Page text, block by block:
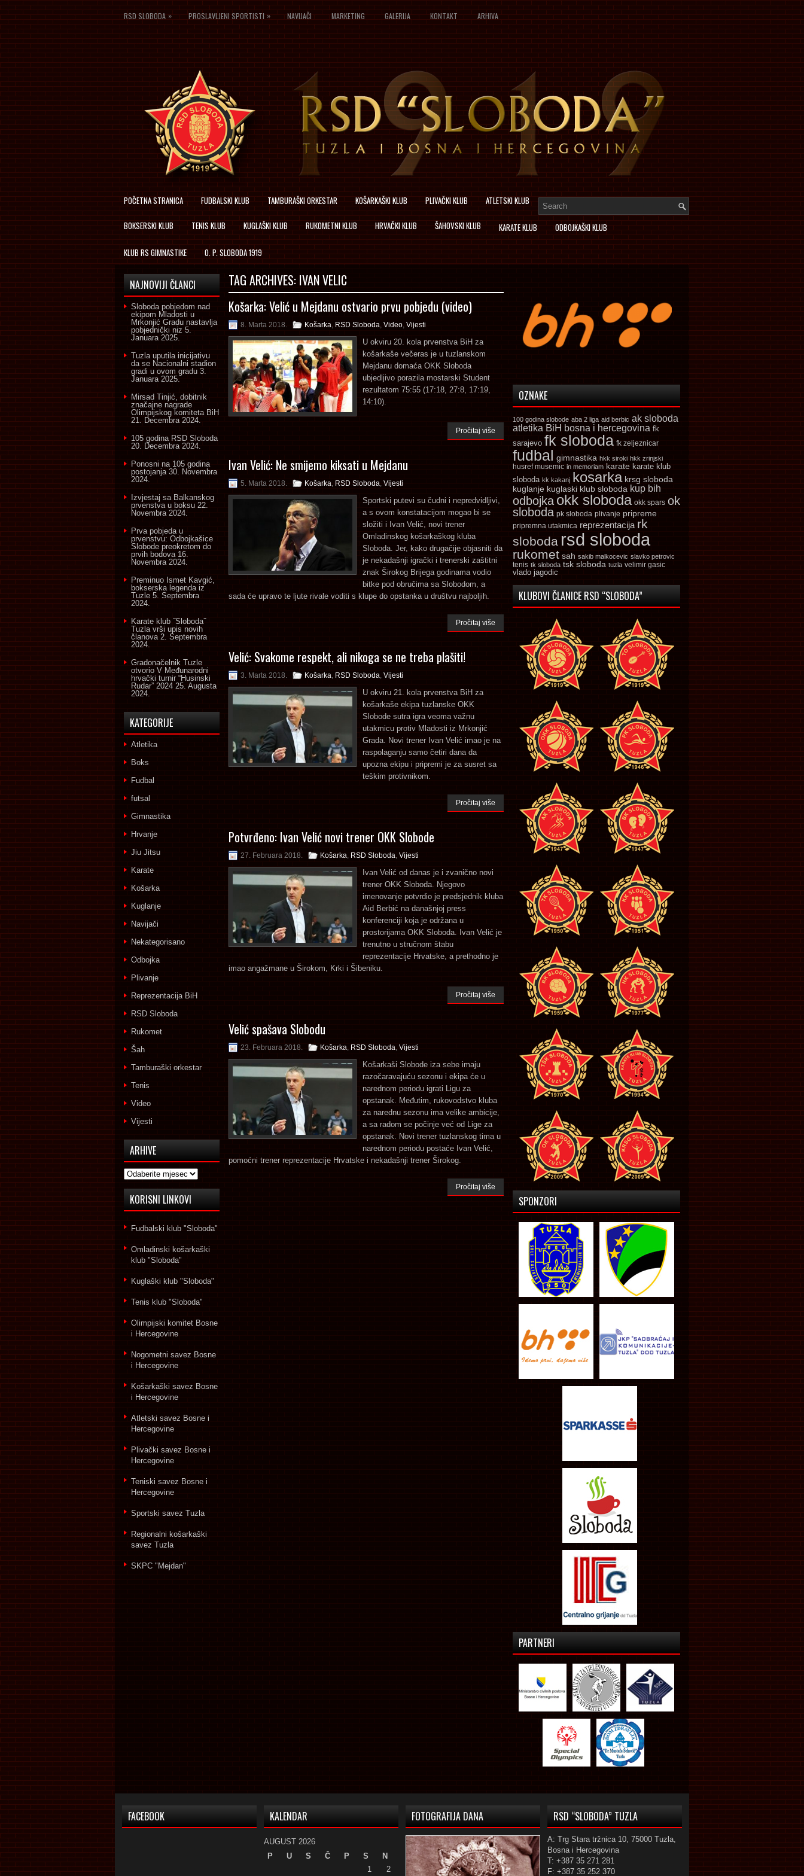
RSD SLOBODA » PROSLAVLJENI SPORTISTI » NAVIJAČI MARKETING GALERIJA KONTAKT ARHIVA
POČETNA STRANICA FUDBALSKI KLUB TAMBURAŠKI ORKESTAR KOŠARKAŠKI KLUB PLIVAČKI KLUB ATLETSKI KLUB
BOKSERSKI KLUB TENIS KLUB KUGLAŠKI KLUB RUKOMETNI KLUB HRVAČKI KLUB ŠAHOVSKI KLUB KARATE KLUB ODBOJKAŠKI KLUB
KLUB RS GIMNASTIKE O. P. SLOBODA 1919
TAG ARCHIVES: IVAN VELIC
Košarka: Velić u Mejdanu ostvario prvu pobjedu (video)
8. Marta 2018. Košarka, RSD Sloboda, Video, Vijesti
U okviru 20. kola prvenstva BiH za
košarkaše večeras je u tuzlanskom
Mejdanu domaća OKK Sloboda
ubjedljivo porazila mostarski Student
rezultatom 75:55 (17:18, 27:8, 17:19,
14:10).
Pročitaj više
Ivan Velić: Ne smijemo kiksati u Mejdanu
5. Marta 2018. Košarka, RSD Sloboda, Vijesti
Sportski putevi su čudni i nepredvidljivi,
a s ovom konstatacijom mogao bi se
složiti i Ivan Velić, novi trener
Omladinskog košarkaškog kluba
Sloboda. Jer, kako drugačije objasniti da
je nekadašnji igrački i trenerski zaštitni
znak Širokog Brijega godinama vodio
bitke pod obručima sa Slobodom, a
sada će upravo te ljute rivale voditi s klupe do opstanka u društvu najboljih.
Pročitaj više
Velić: Svakome respekt, ali nikoga se ne treba plašiti!
3. Marta 2018. Košarka, RSD Sloboda, Vijesti
U okviru 21. kola prvenstva BiH za
košarkaše ekipa tuzlanske OKK
Slobode sutra igra veoma važnu
utakmicu protiv Mladosti iz Mrkonjić
Grada. Novi trener Ivan Velić imao je na
raspolaganju samo četiri dana da
upozna ekipu i pripremi je za susret sa
teškim protivnikom.
Pročitaj više
Potvrđeno: Ivan Velić novi trener OKK Slobode
27. Februara 2018. Košarka, RSD Sloboda, Vijesti
Ivan Velić od danas je i zvanično novi
trener OKK Sloboda. Njegovo
imenovanje potvrdio je predsjednik kluba
Aid Berbić na današnjoj press
konferenciji koja je održana u
prostorijama OKK Sloboda. Ivan Velić je
trenutno u stručnom štabu
reprezentacije Hrvatske, a prethodno je
imao angažmane u Širokom, Krki i Šibeniku.
Pročitaj više
Velić spašava Slobodu
23. Februara 2018. Košarka, RSD Sloboda, Vijesti
Košarkaši Slobode iza sebe imaju
razočaravajuću sezonu i ekipa će u
narednom periodu igrati Ligu za
opstanak. Međutim, rukovodstvo kluba
za narednu sezonu ima velike ambicije,
a sa radom se počinje već od Lige za
opstanak. Novi trener tuzlanskog tima u
narednom periodu postaće Ivan Velić,
pomoćni trener reprezentacije Hrvatske i nekadašnji trener Širokog.
Pročitaj više
NAJNOVIJI ČLANCI
Sloboda pobjedom nad
ekipom Mladosti u
Mrkonjić Gradu nastavlja
pobjednički niz 5.
Januara 2025.
Tuzla uputila inicijativu
da se Nacionalni stadion
gradi u ovom gradu 3.
Januara 2025.
Mirsad Tinjić, dobitnik
značajne nagrade
Olimpijskog komiteta BiH
21. Decembra 2024.
105 godina RSD Sloboda
20. Decembra 2024.
Ponosni na 105 godina
postojanja 30. Novembra
2024.
Izvjestaj sa Balkanskog
prvenstva u boksu 22.
Novembra 2024.
Prva pobjeda u
prvenstvu: Odbojkašice
Slobode preokretom do
prvih bodova 16.
Novembra 2024.
Preminuo Ismet Kavgić,
bokserska legenda iz
Tuzle 5. Septembra
2024.
Karate klub ˝Sloboda˝
Tuzla vrši upis novih
članova 2. Septembra
2024.
Gradonačelnik Tuzle
otvorio V Međunarodni
hrvački turnir “Husinski
Rudar” 2024 25. Augusta
2024.
KATEGORIJE
Atletika
Boks
Fudbal
futsal
Gimnastika
Hrvanje
Jiu Jitsu
Karate
Košarka
Kuglanje
Navijači
Nekategorisano
Odbojka
Plivanje
Reprezentacija BiH
RSD Sloboda
Rukomet
Šah
Tamburaški orkestar
Tenis
Video
Vijesti
ARHIVE
Arhive
KORISNI LINKOVI
Fudbalski klub "Sloboda"
Omladinski košarkaški
klub "Sloboda"
Kuglaški klub "Sloboda"
Tenis klub "Sloboda"
Olimpijski komitet Bosne
i Hercegovine
Nogometni savez Bosne
i Hercegovine
Košarkaški savez Bosne
i Hercegovine
Atletski savez Bosne i
Hercegovine
Plivački savez Bosne i
Hercegovine
Teniski savez Bosne i
Hercegovine
Sportski savez Tuzla
Regionalni košarkaški
savez Tuzla
SKPC "Mejdan"
OZNAKE
100 godina slobode aba 2 liga aid berbic ak sloboda
atletika BiH bosna i hercegovina fk
sarajevo fk sloboda fk zeljeznicar
fudbal gimnastika hkk siroki hkk zrinjski
husref musemic in memoriam karate karate klub
sloboda kk kakanj kosarka krsg sloboda
kuglanje kuglaski klub sloboda kup bih
odbojka okk sloboda okk spars ok
sloboda pk sloboda plivanje pripreme
pripremna utakmica reprezentacija rk
sloboda rsd sloboda
rukomet sah sakib malkocevic slavko petrovic
tenis tk sloboda tsk sloboda tuzla velimir gasic
vlado jagodic
KLUBOVI ČLANICE RSD “SLOBODA”
SPONZORI
PARTNERI
FACEBOOK KALENDAR
AUGUST 2026
P
U S Č P S
N
1
2
FOTOGRAFIJA DANA RSD “SLOBODA” TUZLA
A: Trg Stara tržnica 10, 75000 Tuzla,
Bosna i Hercegovina
T: +387 35 271 281
F: +387 35 252 370